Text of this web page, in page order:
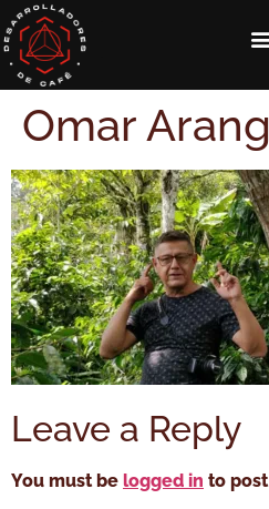
Omar
Leave a Reply
You must be logged in to